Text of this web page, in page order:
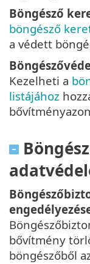
Böngésző
böngésző
a védett
Kezelheti a
listájához
bővítmény
böngészőből